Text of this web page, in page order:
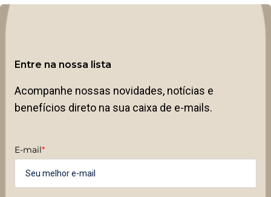
Entre na nossa lista
Acompanhe nossas novidades, notícias e
benefícios direto na sua caixa de e-mails.
E-mail*